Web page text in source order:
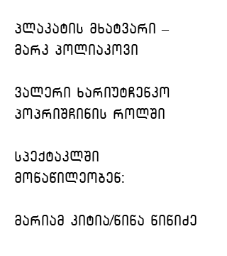
პლაკატის მხატვარი –
მარკ პოლიაკოვი
ვალერი ხარიუტჩენკო
პოპრიშჩინის როლში
სპექტაკლში
მონაწილეობენ:
მარიამ კიტია/ნინა ნინიძე